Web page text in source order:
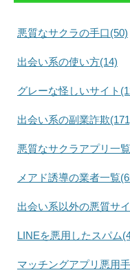
悪質なサクラの手口(50)
出会い系の使い方(14)
グレーな怪しいサイト
出会い系の副業詐欺
悪質なサクラアプリ一
メアド誘導の業者一覧
出会い系以外の悪質サ
LINEを悪用したスパム
マッチングアプリ悪用